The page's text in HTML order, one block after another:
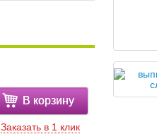
В корзину
Заказать в 1 клик